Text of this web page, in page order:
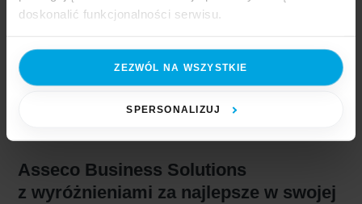
doskonalić funkcjonalności serwisu.
Część z plików jest niezbędna do prawidłowego działania
serwisu i jego funkcjonalności. Jeżeli nie wyrażasz
zgody na zapisywanie plików cookies, możesz łatwo
zarządzać swoimi uprawnieniami, np. we własnej
znajdziesz w naszejPolityce Cookiesi
Prywatności.
ZEZWÓL NA WSZYSTKIE
SPERSONALIZUJ
i dbamy o ich potrzeby? O tym i wielu innych ciekawych
Mizakiem, Dyrektorem ds. rozwoju UX systemów ERP.
Asseco Business Solutions
z wyróżnieniami za najlepsze w swojej